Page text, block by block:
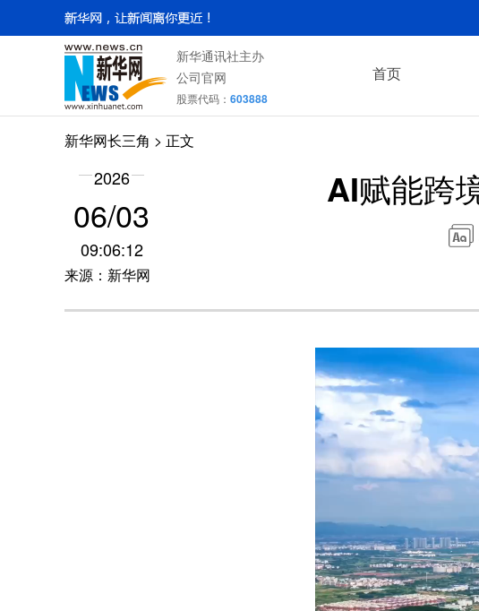
新华通讯社主办
公司官网
股票代码： 603888
首页
新华网长三角 > 正文
2026
06/03
09:06:12
来源：新华网
AI赋能跨